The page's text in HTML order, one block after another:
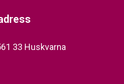
33 Huskvarna